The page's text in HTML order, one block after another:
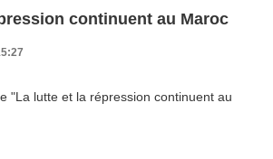
continuent au Maroc